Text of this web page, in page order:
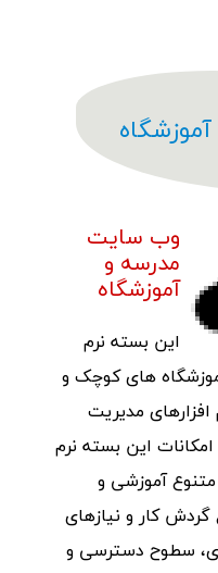
وب سایت
مدرسه و
آموزشگاه
این بسته نرم
های کوچک و
مدیریت
این بسته نرم
متنوع آموزشی و
گردش کار و نیازهای
سطوح دسترسی و